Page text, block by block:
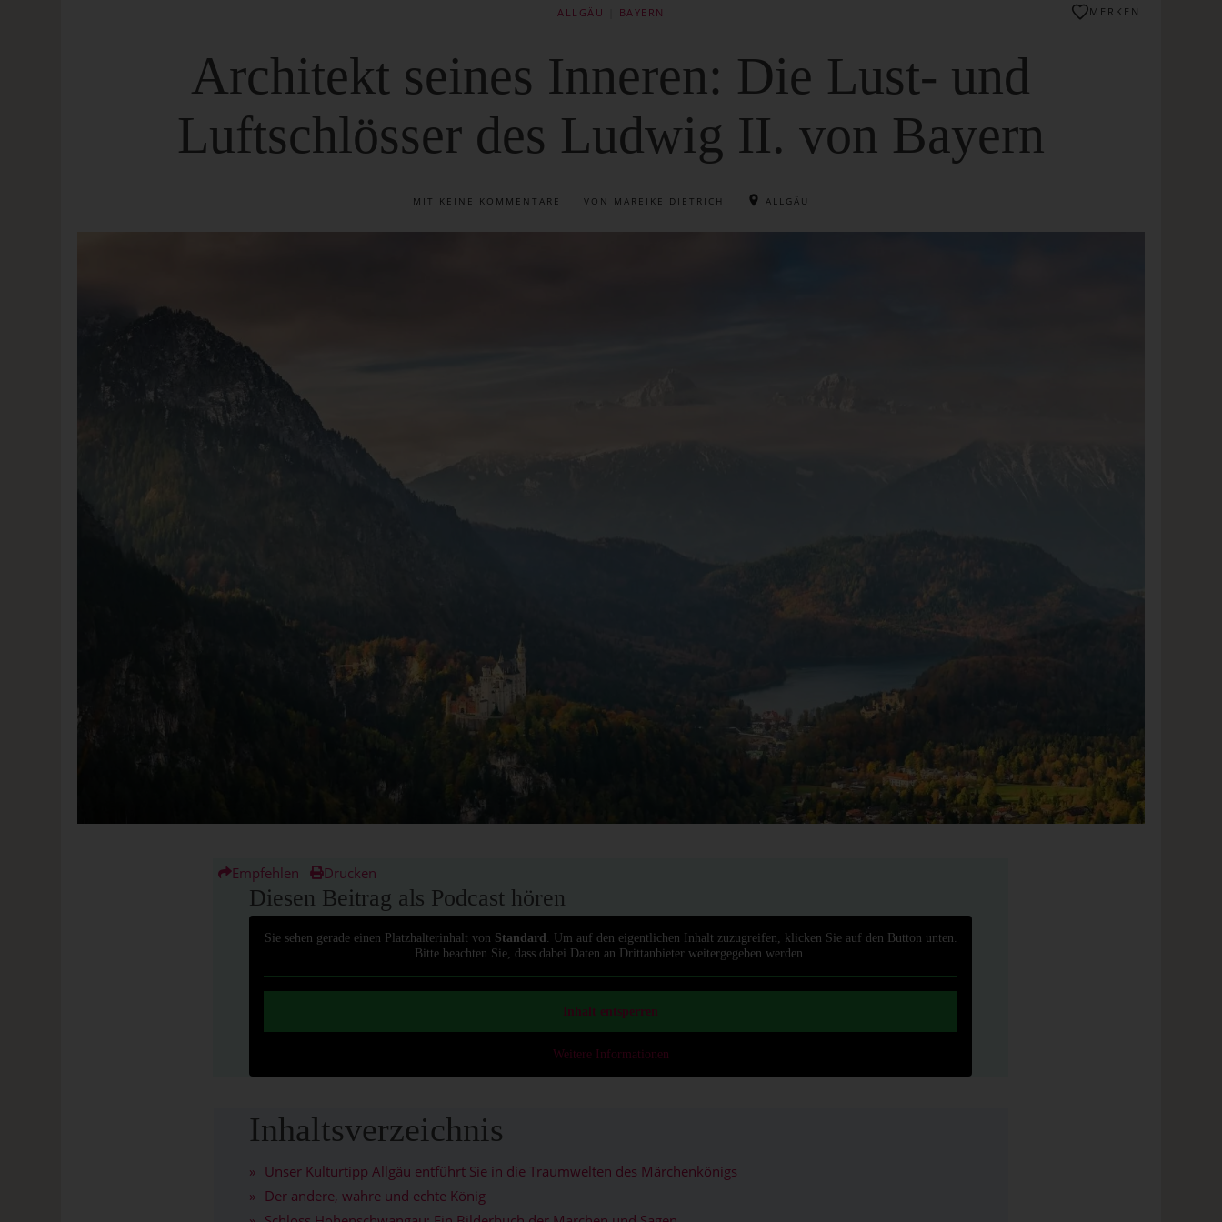
ALLGÄU BAYERN
Architekt seines Inneren: Die Lust- und
Luftschlösser des Ludwig II. von Bayern
MIT KEINE KOMMENTARE VON MAREIKE DIETRICH ALLGÄU
MERKEN
Empfehlen Drucken
Diesen Beitrag als Podcast hören
Sie sehen gerade einen Platzhalterinhalt von Standard
. Um auf den eigentlichen Inhalt zuzugreifen, klicken Sie auf den Button unten.
Bitte beachten Sie, dass dabei Daten an Drittanbieter weitergegeben werden.
Inhalt entsperren
Weitere Informationen
Inhaltsverzeichnis
Unser Kulturtipp Allgäu entführt Sie in die Traumwelten des Märchenkönigs
Der andere, wahre und echte König